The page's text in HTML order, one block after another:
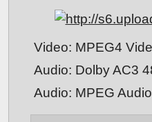
Video: MPEG4
Audio: Dolby AC3
Audio: MPEG